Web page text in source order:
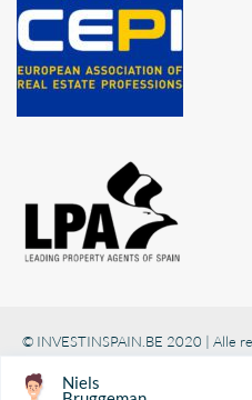
© INVESTINSPAIN.BE 2020 | Alle
Niels